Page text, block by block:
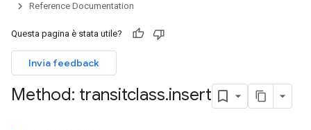
Reference Documentation
Questa pagina è stata utile?
Invia feedback
Method: transitclass.insert